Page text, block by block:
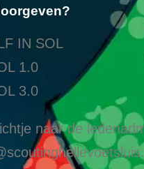
IN SOL
1.0
3.0
naar de